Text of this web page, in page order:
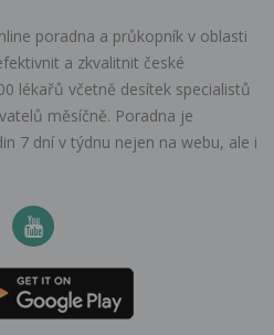
poradna a průkopník v oblasti
a zkvalitnit české
lékařů včetně desítek specialistů
měsíčně. Poradna je
7 dní v týdnu nejen na webu, ale i